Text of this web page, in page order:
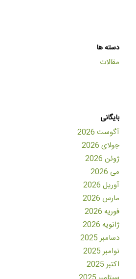
دسته ها
مقالات
بایگانی
آگوست 2026
جولای 2026
ژوئن 2026
می 2026
آوریل 2026
مارس 2026
فوریه 2026
ژانویه 2026
دسامبر 2025
نوامبر 2025
اکتبر 2025